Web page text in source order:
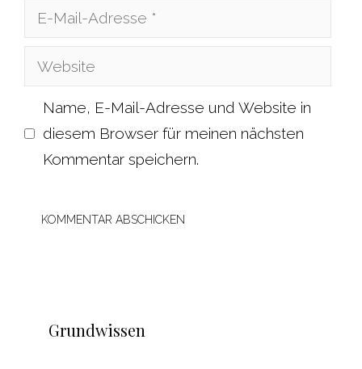
E-
Adresse
Website
Name, E-Mail-Adresse und Website in
diesem Browser für meinen nächsten
Kommentar speichern.
Grundwissen